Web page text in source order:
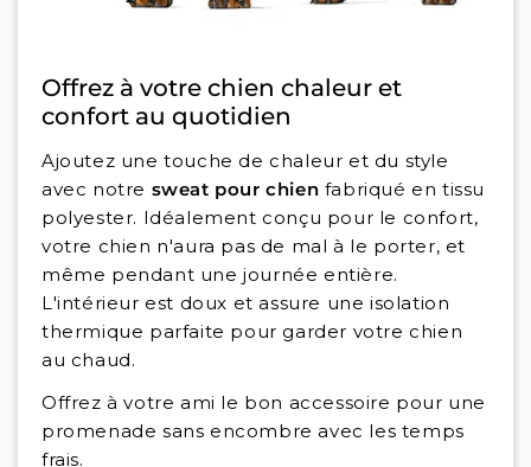
Offrez à votre chien chaleur et
confort au quotidien
Ajoutez une touche de chaleur et du style
avec notre sweat pour chien fabriqué en tissu
polyester. Idéalement conçu pour le confort,
votre chien n'aura pas de mal à le porter, et
même pendant une journée entière.
L'intérieur est doux et assure une isolation
thermique parfaite pour garder votre chien
au chaud.
Offrez à votre ami le bon accessoire pour une
promenade sans encombre avec les temps
frais.